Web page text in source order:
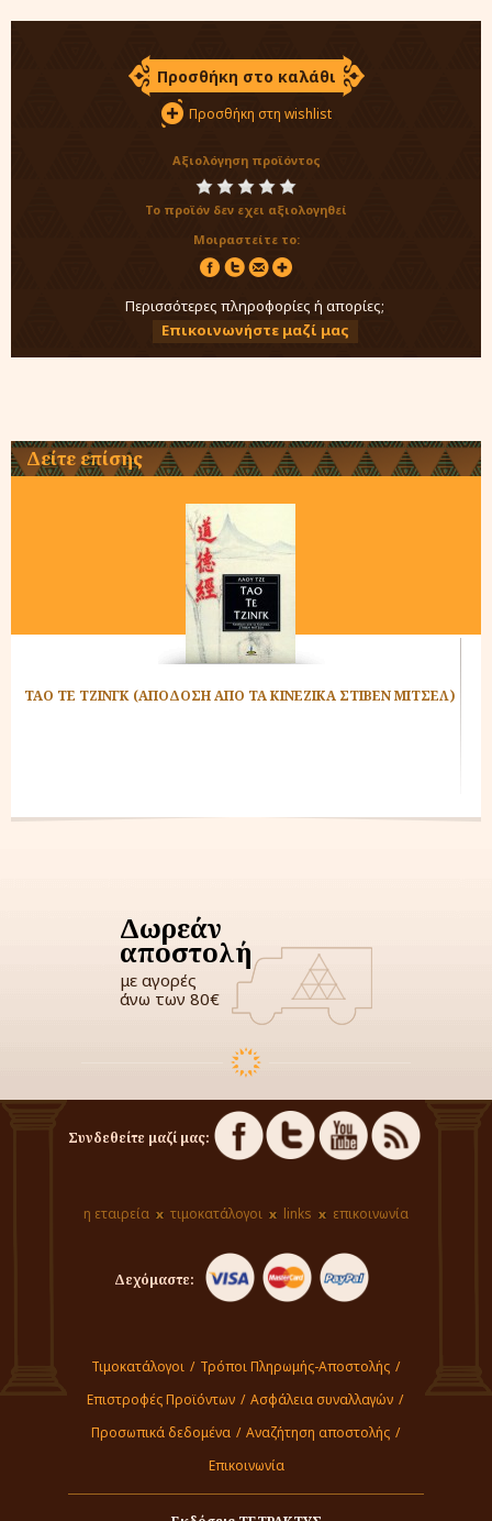
Προσθήκη στο καλάθι
Προσθήκη στη wishlist
Αξιολόγηση προϊόντος
Το προϊόν δεν εχει αξιολογηθεί
Μοιραστείτε το:
Περισσότερες πληροφορίες ή απορίες;
Επικοινωνήστε μαζί μας
Δείτε επίσης
ΤΑΟ ΤΕ ΤΖΙΝΓΚ (ΑΠΟΔΟΣΗ ΑΠΟ ΤΑ ΚΙΝΕΖΙΚΑ ΣΤΙΒΕΝ ΜΙΤΣΕΛ)
Δωρεάν
αποστολή
με αγορές
άνω των 80€
Συνδεθείτε μαζί μας:
η εταιρεία τιμοκατάλογοι links επικοινωνία
Δεχόμαστε:
Τιμοκατάλογοι / Τρόποι Πληρωμής-Αποστολής /
Επιστροφές Προϊόντων / Ασφάλεια συναλλαγών /
Προσωπικά δεδομένα / Αναζήτηση αποστολής /
Επικοινωνία